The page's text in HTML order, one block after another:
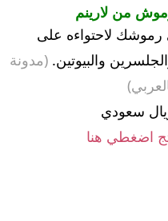
لاحتواءه على
(مدونة
اضغطي هنا